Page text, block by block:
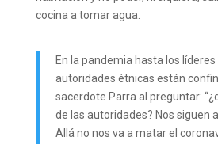
cocina a tomar agua.
En la pandemia hasta los líderes
autoridades étnicas están
sacerdote Parra al preguntar:
de las autoridades? Nos siguen
Allá no nos va a matar el